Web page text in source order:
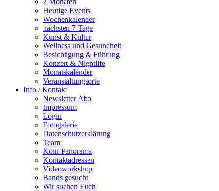
2 Monaten
Heutige Events
Wochenkalender
nächsten 7 Tage
Kunst & Kultur
Wellness und Gesundheit
Besichtigung & Führung
Konzert & Nightlife
Monatskalender
Veranstaltungsorte
Info / Kontakt
Newsletter Abo
Impressum
Login
Fotogalerie
Datenschutzerklärung
Team
Köln-Panorama
Kontaktadressen
Videoworkshop
Bands gesucht
Wir suchen Euch